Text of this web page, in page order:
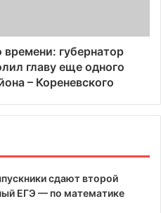
времени: губернатор
главу еще одного
– Кореневского
сдают второй
ЕГЭ — по математике